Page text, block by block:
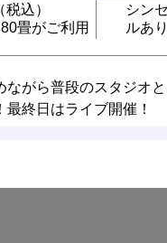
込）
畳がご利用
シン
ルあり
ながら普段のスタジオ
終日はライブ開催！